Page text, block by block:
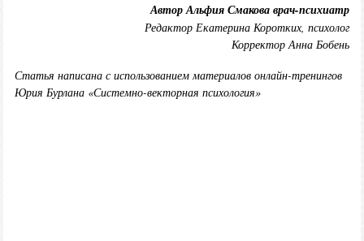
Автор Альфия Смакова врач-психиатр
Редактор Екатерина Коротких, психолог
Корректор Анна Бобень
Статья написана с использованием материалов онлайн-тренингов
Юрия Бурлана «Системно-векторная психология»